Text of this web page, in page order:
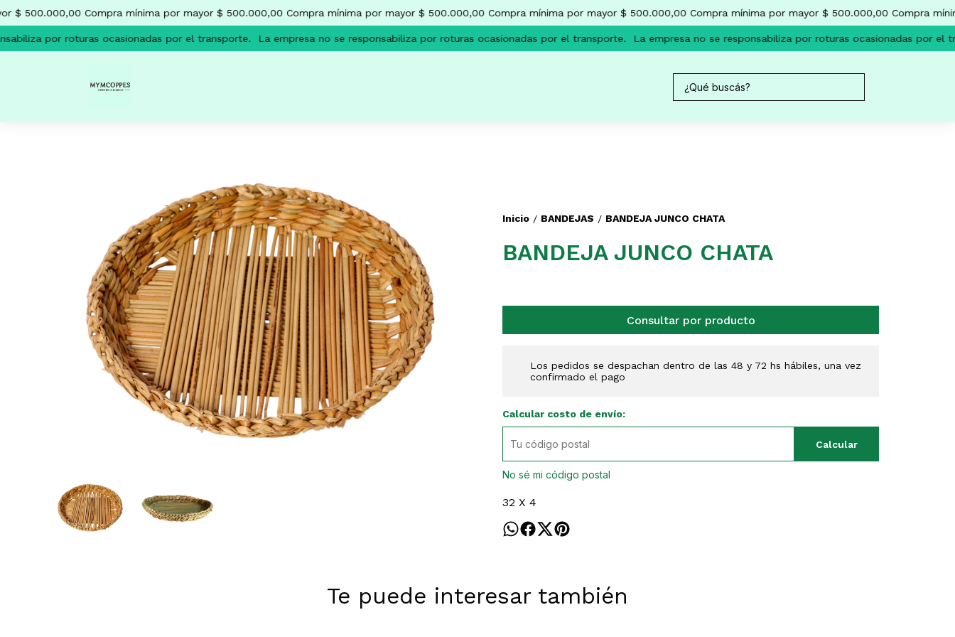
$ 500.000,00 Compra mínima por mayor $ 500.000,00 Compra mínima por mayor $ 500.000,00 Compra mínima por mayor $ 500.000,00 Compra mínima por mayor $ 500.000,00 Compra
por roturas ocasionadas por el transporte. La empresa no se responsabiliza por roturas ocasionadas por el transporte. La empresa no se responsabiliza por roturas ocasionadas por el
Inicio / BANDEJAS / BANDEJA JUNCO CHATA
BANDEJA JUNCO CHATA
Consultar por producto
Los pedidos se despachan dentro de las 48 y 72 hs hábiles, una vez
confirmado el pago
Calcular costo de envío:
Calcular
No sé mi código postal
32 X 4
Te puede interesar también